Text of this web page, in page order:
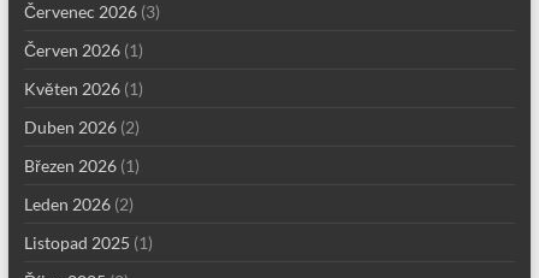
Červenec 2026(3)
Červen 2026(1)
Květen 2026(1)
Duben 2026(2)
Březen 2026(1)
Leden 2026(2)
Listopad 2025 (1)